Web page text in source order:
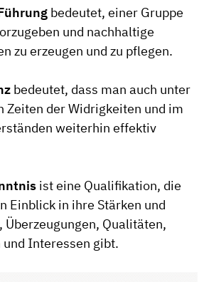
bedeutet, einer Gruppe
und nachhaltige
zu erzeugen und zu pflegen.
bedeutet, dass man auch unter
Zeiten der Widrigkeiten und im
weiterhin effektiv
ist eine Qualifikation, die
Einblick in ihre Stärken und
Überzeugungen, Qualitäten,
Interessen gibt.